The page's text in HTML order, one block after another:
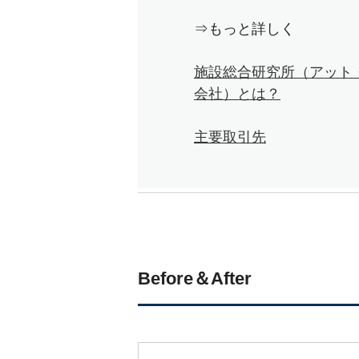
⇒もっと詳しく
施設総合研究所（アット
会社）とは？
主要取引先
Before＆After